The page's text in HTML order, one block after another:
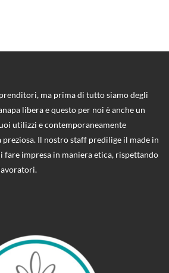
ma prima di tutto siamo degli
libera e questo per noi è anche un
utilizzi e contemporaneamente
Il nostro staff predilige il made in
fare impresa in maniera etica, rispettando